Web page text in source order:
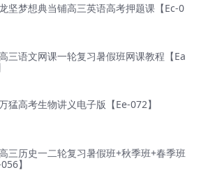
坚梦想典当铺高三英语高考押题课【Ec-0
三语文网课一轮复习暑假班网课教程【Ea
猛高考生物讲义电子版【Ee-072】
三历史一二轮复习暑假班+秋季班+春季班
】